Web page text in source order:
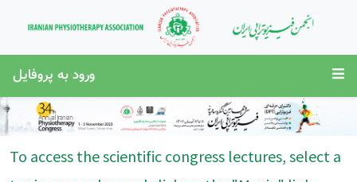
ورود به پروفایل
To access the scientific congress lectures, select a